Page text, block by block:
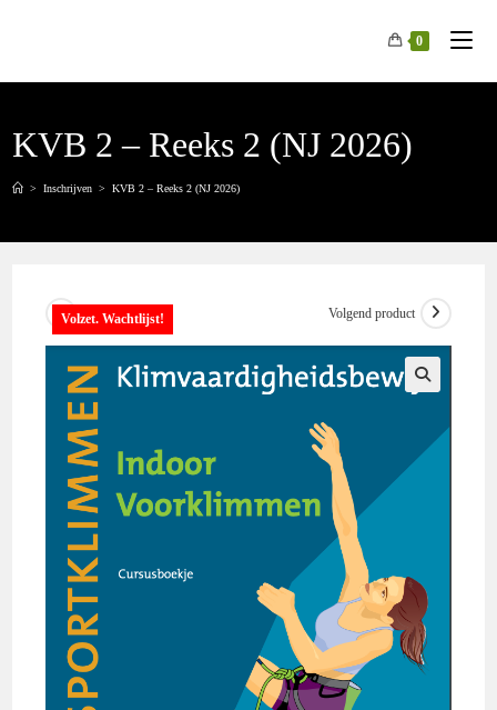
0
KVB 2 – Reeks 2 (NJ 2026)
> Inschrijven > KVB 2 – Reeks 2 (NJ 2026)
Vorig product Volgend product
Volzet. Wachtlijst!